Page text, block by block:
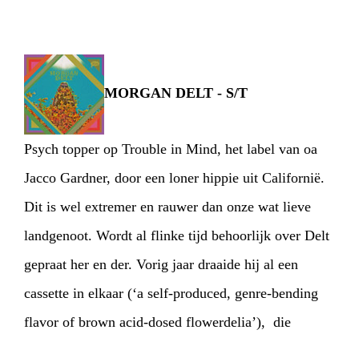
MORGAN DELT - S/T
Psych topper op Trouble in Mind, het label van oa
Jacco Gardner, door een loner hippie uit Californië.
Dit is wel extremer en rauwer dan onze wat lieve
landgenoot. Wordt al flinke tijd behoorlijk over Delt
gepraat her en der. Vorig jaar draaide hij al een
cassette in elkaar (‘a self-produced, genre-bending
flavor of brown acid-dosed flowerdelia’), die